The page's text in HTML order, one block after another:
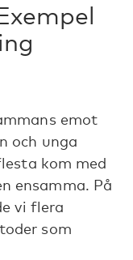
emot
och unga
kom med
ensamma. På
vi flera
som